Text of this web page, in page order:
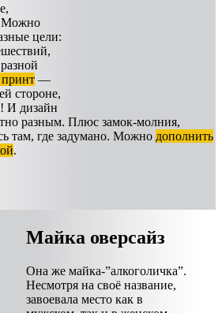
Можно
цели:
—
стороне,
И дизайн
разным. Плюс замок-молния,
там, где задумано. Можно дополнить
.
Майка оверсайз
Она же майка-”алкоголичка”.
Несмотря на своё название,
завоевала место как в